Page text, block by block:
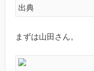
出典
まずは山田さん。